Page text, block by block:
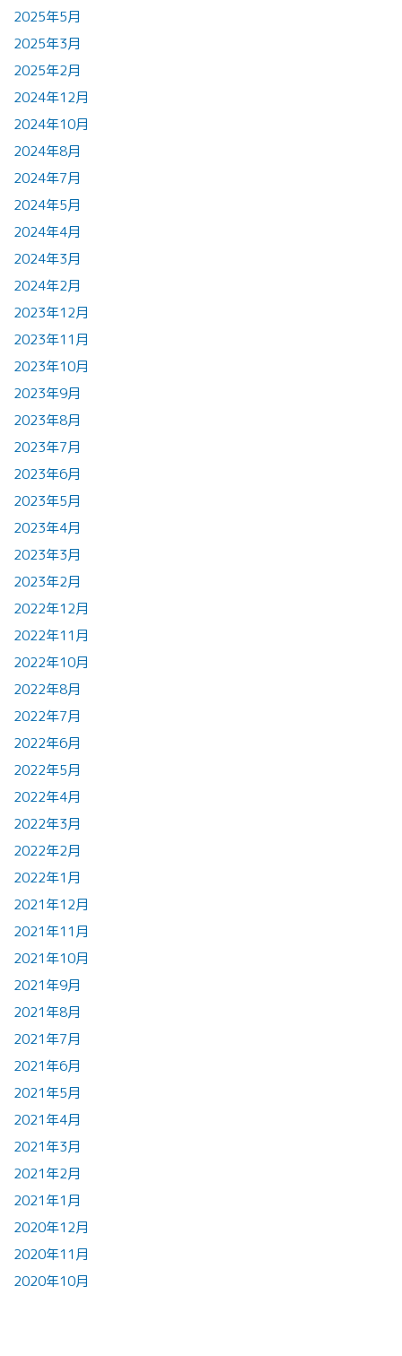
2025年5月
2025年3月
2025年2月
2024年12月
2024年10月
2024年8月
2024年7月
2024年5月
2024年4月
2024年3月
2024年2月
2023年12月
2023年11月
2023年10月
2023年9月
2023年8月
2023年7月
2023年6月
2023年5月
2023年4月
2023年3月
2023年2月
2022年12月
2022年11月
2022年10月
2022年8月
2022年7月
2022年6月
2022年5月
2022年4月
2022年3月
2022年2月
2022年1月
2021年12月
2021年11月
2021年10月
2021年9月
2021年8月
2021年7月
2021年6月
2021年5月
2021年4月
2021年3月
2021年2月
2021年1月
2020年12月
2020年11月
2020年10月